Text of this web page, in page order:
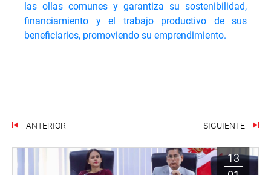
las ollas comunes y garantiza su sostenibilidad,
financiamiento y el trabajo productivo de sus
beneficiarios, promoviendo su emprendimiento.
ANTERIOR SIGUIENTE
13